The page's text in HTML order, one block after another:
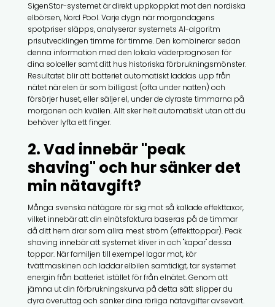
SigenStor-systemet är direkt uppkopplat mot den nordiska
elbörsen, Nord Pool. Varje dygn när morgondagens
spotpriser släpps, analyserar systemets AI-algoritm
prisutvecklingen timme för timme. Den kombinerar sedan
denna information med den lokala väderprognosen för
dina solceller samt ditt hus historiska förbrukningsmönster.
Resultatet blir att batteriet automatiskt laddas upp från
nätet när elen är som billigast (ofta under natten) och
försörjer huset, eller säljer el, under de dyraste timmarna på
morgonen och kvällen. Allt sker helt automatiskt utan att du
behöver lyfta ett finger.
2. Vad innebär "peak
shaving" och hur sänker det
min nätavgift?
Många svenska nätägare rör sig mot så kallade effekttaxor,
vilket innebär att din elnätsfaktura baseras på de timmar
då ditt hem drar som allra mest ström (effekttoppar). Peak
shaving innebär att systemet kliver in och "kapar" dessa
toppar. När familjen till exempel lagar mat, kör
tvättmaskinen och laddar elbilen samtidigt, tar systemet
energin från batteriet istället för från elnätet. Genom att
jämna ut din förbrukningskurva på detta sätt slipper du
dyra överuttag och sänker dina rörliga nätavgifter avsevärt.